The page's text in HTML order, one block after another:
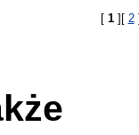
[ 1][ 2